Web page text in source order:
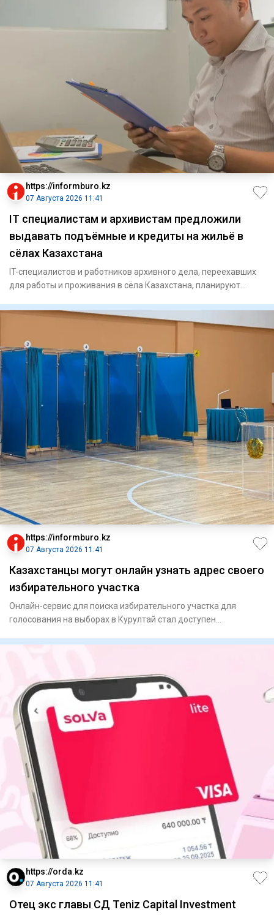
https://informburo.kz
07 Августа 2026 11:41
IT специалистам и архивистам предложили
выдавать подъёмные и кредиты на жильё в
сёлах Казахстана
IT-специалистов и работников архивного дела, переехавших
для работы и проживания в сёла Казахстана, планируют
https://informburo.kz
07 Августа 2026 11:41
Казахстанцы могут онлайн узнать адрес своего
избирательного участка
Онлайн-сервис для поиска избирательного участка для
голосования на выборах в Курултай стал доступен
https://orda.kz
07 Августа 2026 11:41
Отец экс главы СД Teniz Capital Investment